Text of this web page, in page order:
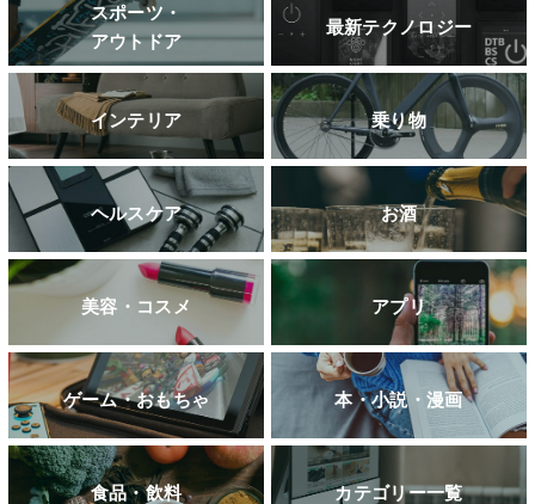
スポーツ・
アウトドア
最新テクノロジー
インテリア 乗り物
ヘルスケア お酒
美容・コスメ アプリ
ゲーム・おもちゃ 本・小説・漫画
食品・飲料 カテゴリー一覧